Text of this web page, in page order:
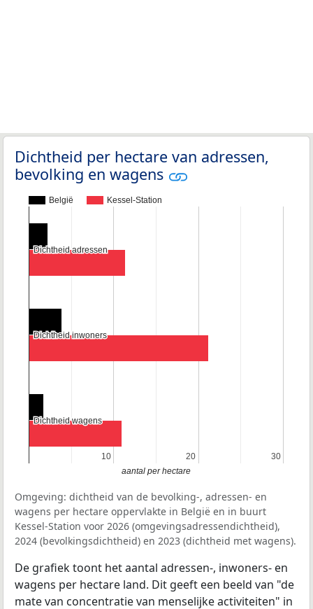
Dichtheid per hectare van adressen,
bevolking en wagens
België Kessel-Station
10
10 20
20 30
30
Dichtheid adressen
Dichtheid adressen
Dichtheid inwoners
Dichtheid inwoners
Dichtheid wagens
Dichtheid wagens
aantal per hectare
Omgeving: dichtheid van de bevolking-, adressen- en
wagens per hectare oppervlakte in België en in buurt
Kessel-Station voor 2026 (omgevingsadressendichtheid),
2024 (bevolkingsdichtheid) en 2023 (dichtheid met wagens).
De grafiek toont het aantal adressen-, inwoners- en
wagens per hectare land. Dit geeft een beeld van "de
mate van concentratie van menselijke activiteiten" in